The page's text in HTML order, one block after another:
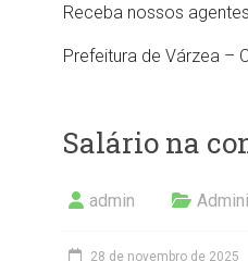
Receba nossos agentes
Prefeitura de Várzea –
Salário na
admin
28 de novembro de 2025